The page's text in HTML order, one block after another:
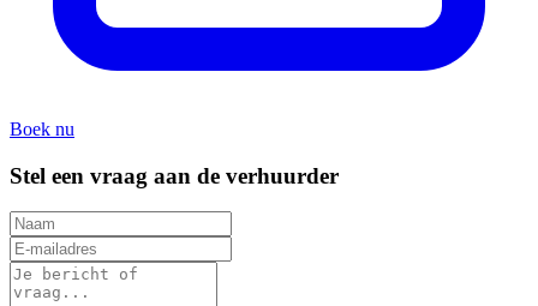
Boek nu
Stel een vraag aan de verhuurder